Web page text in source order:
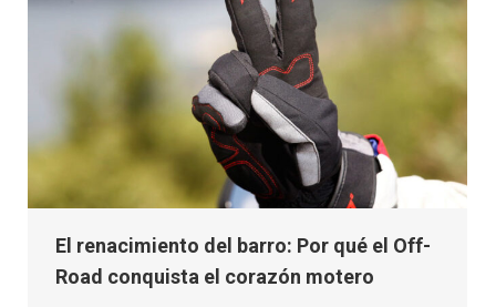
El renacimiento del barro: Por qué el Off-
Road conquista el corazón motero